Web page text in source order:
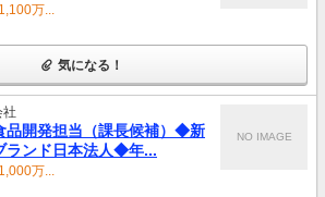
万...
気になる！
社
品開発担当（課長候補）◆新
ランド日本法人◆年...
万...
NO IMAGE